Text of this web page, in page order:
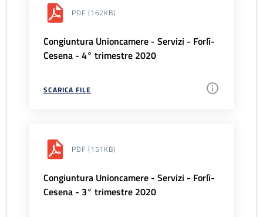
PDF (162KB)
Congiuntura Unioncamere - Servizi - Forlì-
Cesena - 4° trimestre 2020
SCARICA FILE
PDF (151KB)
Congiuntura Unioncamere - Servizi - Forlì-
Cesena - 3° trimestre 2020